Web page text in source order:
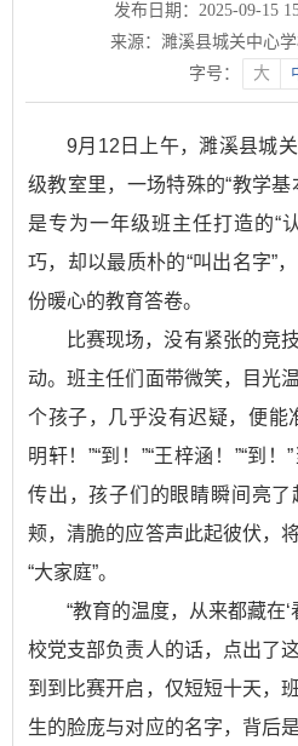
发布日期：2025-09-15
来源：濉溪县城关中心
字号：
大
9月12日上午，濉溪县城
级教室里，一场特殊的“教学
是专为一年级班主任打造的“
巧，却以最质朴的“叫出名字”
份暖心的教育答卷。
比赛现场，没有紧张的竞
动。班主任们面带微笑，目光
个孩子，几乎没有迟疑，便能
明轩！”“到！”“王梓涵！”“到
传出，孩子们的眼睛瞬间亮
颊，清脆的应答声此起彼伏，
“大家庭”。
“教育的温度，从来都藏在
校党支部负责人的话，点出了
到到比赛开启，仅短短十天，
生的脸庞与对应的名字，背后